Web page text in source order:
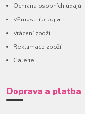
Ochrana osobních údajů
Věrnostní program
Vrácení zboží
Reklamace zboží
Galerie
Doprava a platba